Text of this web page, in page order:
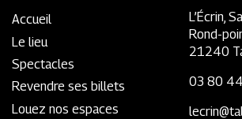
Accueil
Le lieu
Spectacles
Revendre ses billets
Louez nos espaces
L’Écrin,
Rond-
21240
03 80